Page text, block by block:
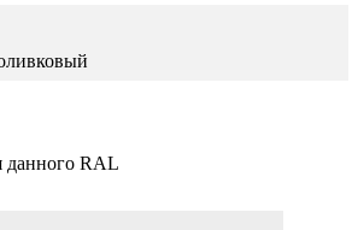
данного RAL